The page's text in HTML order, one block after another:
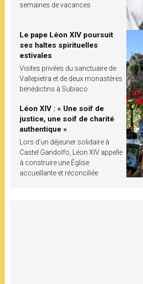
semaines de vacances
Le pape Léon XIV poursuit
ses haltes spirituelles
estivales
Visites privées du sanctuaire de
Vallepietra et de deux monastères
bénédictins à Subiaco
Léon XIV : « Une soif de
justice, une soif de charité
authentique »
Lors d’un déjeuner solidaire à
Castel Gandolfo, Léon XIV appelle
à construire une Église
accueillante et réconciliée